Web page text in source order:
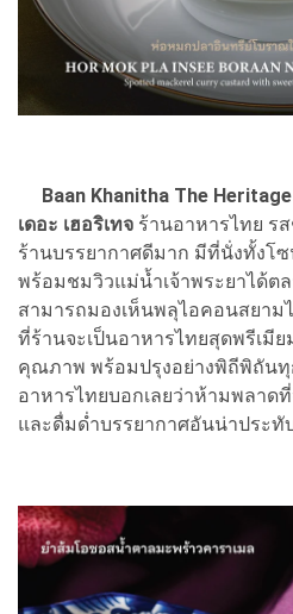
Baan Khanitha The
เดอะ เฮอริเทจ ร้านอาหารไทย ร
ร้านบรรยากาศดีมาก มีที่นั่งทั้งโซ
พร้อมชมวิวแม่น้ำเจ้าพระยาได้ต
สามารถมองเห็นพลุไอคอนสยาม
ที่ร้านจะเป็นอาหารไทยสุดพรีเมี
คุณภาพ พร้อมปรุงอย่างพิถีพิถันทุ
อาหารไทยบอกเลยว่าห้ามพลาด
และดื่มด่ำบรรยากาศอันน่าประทั